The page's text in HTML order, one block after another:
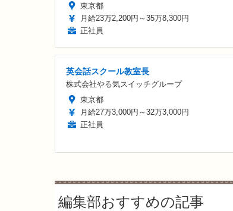
東京都
月給23万2,200円～35万8,300円
正社員
英会話スクール教室長
株式会社やる気スイッチグループ
東京都
月給27万3,000円～32万3,000円
正社員
編集部おすすめの記事